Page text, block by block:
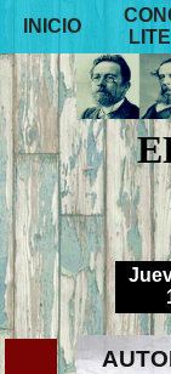
INICIO